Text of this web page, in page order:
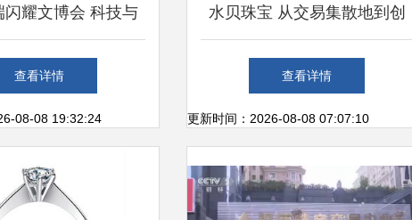
闪耀文博会 科技与
艺术的跨界对话
查看详情
08-08 19:32:24
水贝珠宝 从交易集散地到创
意产业园的华丽蜕变
查看详情
更新时间：2026-08-08 07:07:10